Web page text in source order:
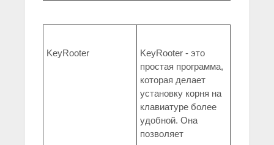
KeyRooter
KeyRooter - это
простая программа,
которая делает
установку корня на
клавиатуре более
удобной. Она
позволяет